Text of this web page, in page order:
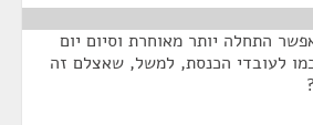
התחלה יותר מאוחרת וסיום יום
לעובדי הכנסת, למשל, שאצלם זה